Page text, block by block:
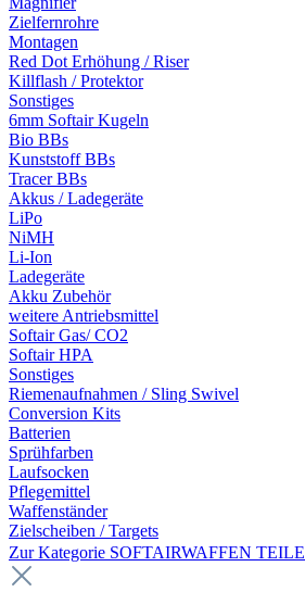
Zielfernrohre
Montagen
Red Dot Erhöhung / Riser
Killflash / Protektor
Sonstiges
6mm Softair Kugeln
Bio BBs
Kunststoff BBs
Tracer BBs
Akkus / Ladegeräte
LiPo
NiMH
Li-Ion
Ladegeräte
Akku Zubehör
weitere Antriebsmittel
Softair Gas/ CO2
Softair HPA
Sonstiges
Riemenaufnahmen / Sling Swivel
Conversion Kits
Batterien
Sprühfarben
Laufsocken
Pflegemittel
Waffenständer
Zielscheiben / Targets
Zur Kategorie SOFTAIRWAFFEN TEILE